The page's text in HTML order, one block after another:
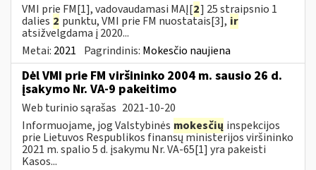
VMI prie FM[1], vadovaudamasi MAĮ[2] 25 straipsnio 1
dalies 2 punktu, VMI prie FM nuostatais[3], ir
atsižvelgdama į 2020...
Metai: 2021 Pagrindinis: Mokesčio naujiena
Dėl VMI prie FM viršininko 2004 m. sausio 26 d.
įsakymo Nr. VA-9 pakeitimo
Web turinio sąrašas 2021-10-20
Informuojame, jog Valstybinės mokesčių inspekcijos
prie Lietuvos Respublikos finansų ministerijos viršininko
2021 m. spalio 5 d. įsakymu Nr. VA-65[1] yra pakeisti
Kasos...